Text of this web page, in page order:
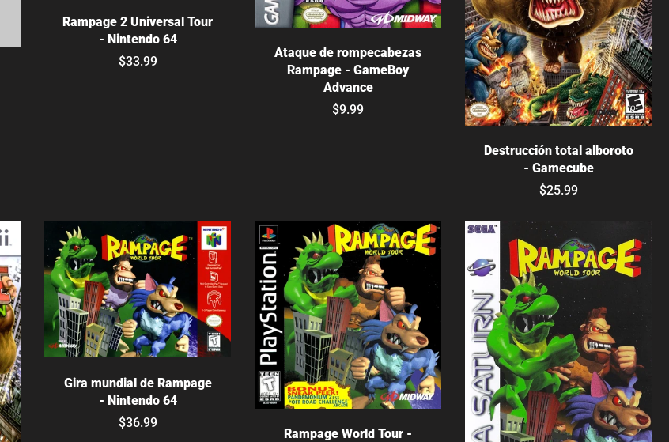
Rampage 2 Universal Tour
- Nintendo 64
$33.99
Ataque de rompecabezas
Rampage - GameBoy
Advance
$9.99
Destrucción total alboroto
- Gamecube
$25.99
Gira mundial de Rampage
- Nintendo 64
$36.99
Rampage World Tour -